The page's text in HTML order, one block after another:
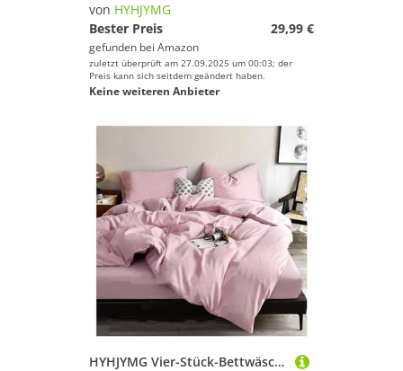
von HYHJYMG
Bester Preis
29,99 €
gefunden bei Amazon
zuletzt überprüft am 27.09.2025 um 00:03; der
Preis kann sich seitdem geändert haben.
Keine weiteren Anbieter
HYHJYMG Vier-Stück-Bettwäsche-Set Vier Teile Set, Bettwäsche EIN-Bett-Blätterblatt Schlafzimmer Bettzug Sets, Twin (Purple-Queen